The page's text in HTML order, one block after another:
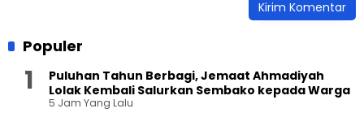
Populer
Puluhan Tahun Berbagi, Jemaat Ahmadiyah
Lolak Kembali Salurkan Sembako kepada Warga
5 Jam Yang Lalu